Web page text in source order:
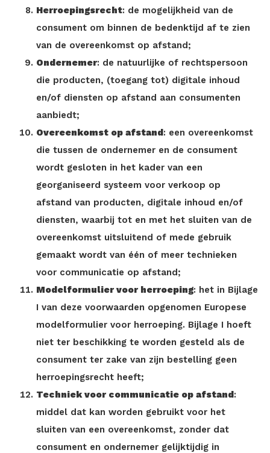
Herroepingsrecht: de mogelijkheid van de
consument om binnen de bedenktijd af te zien
van de overeenkomst op afstand;
Ondernemer: de natuurlijke of rechtspersoon
die producten, (toegang tot) digitale inhoud
en/of diensten op afstand aan consumenten
aanbiedt;
Overeenkomst op afstand: een overeenkomst
die tussen de ondernemer en de consument
wordt gesloten in het kader van een
georganiseerd systeem voor verkoop op
afstand van producten, digitale inhoud en/of
diensten, waarbij tot en met het sluiten van de
overeenkomst uitsluitend of mede gebruik
gemaakt wordt van één of meer technieken
voor communicatie op afstand;
Modelformulier voor herroeping: het in Bijlage
I van deze voorwaarden opgenomen Europese
modelformulier voor herroeping. Bijlage I hoeft
niet ter beschikking te worden gesteld als de
consument ter zake van zijn bestelling geen
herroepingsrecht heeft;
Techniek voor communicatie op afstand:
middel dat kan worden gebruikt voor het
sluiten van een overeenkomst, zonder dat
consument en ondernemer gelijktijdig in